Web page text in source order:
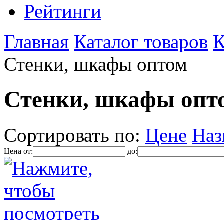
Рейтинги
Главная Каталог товаров
Стенки, шкафы оптом
Стенки, шкафы
Сортировать по: Цене
Цена от: до: